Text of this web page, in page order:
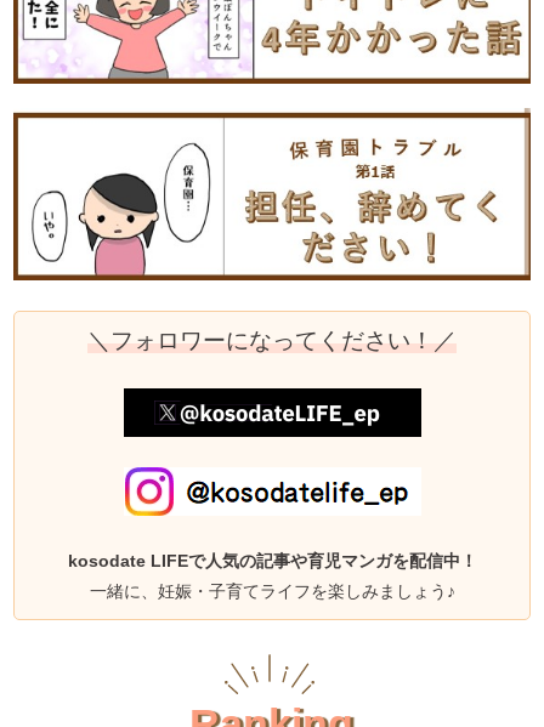
＼フォロワーになってください！／
kosodate LIFEで人気の記事や育児マンガを配信中！
一緒に、妊娠・子育てライフを楽しみましょう♪